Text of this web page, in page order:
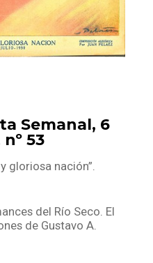
Semanal, 6
53
gloriosa nación”.
del Río Seco. El
de Gustavo A.